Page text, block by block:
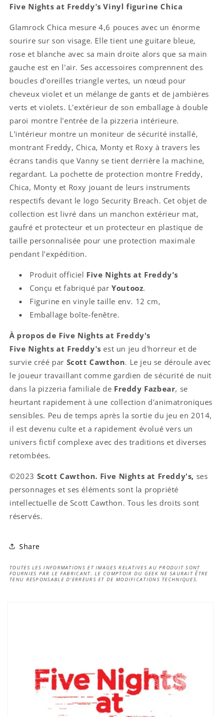
Five Nights at Freddy's Vinyl figurine Chica
Glamrock Chica mesure 4,6 pouces avec un énorme
sourire sur son visage. Elle tient une guitare bleue,
rose et blanche avec sa main droite alors que sa main
gauche est en l'air. Ses accessoires comprennent des
boucles d'oreilles triangle vertes, un nœud pour
cheveux violet et un mélange de gants et de jambières
verts et violets. L'extérieur de son emballage à double
paroi montre l'entrée de la pizzeria intérieure.
L'intérieur montre un moniteur de sécurité installé,
montrant Freddy, Chica, Monty et Roxy à travers les
écrans tandis que Vanny se tient derrière la machine,
regardant. La pochette de protection montre Freddy,
Chica, Monty et Roxy jouant de leurs instruments
respectifs devant le logo Security Breach. Cet objet de
collection est livré dans un manchon extérieur mat,
gaufré et protecteur et un protecteur en plastique de
taille personnalisée pour une protection maximale
pendant l'expédition.
Produit officiel Five Nights at Freddy's
Conçu et fabriqué parYoutooz.
Figurine en vinyle taille env. 12 cm,
Emballage boîte-fenêtre.
À propos de Five Nights at Freddy's
Five Nights at Freddy's est un jeu d'horreur et de
survie créé par Scott Cawthon. Le jeu se déroule avec
le joueur travaillant comme gardien de sécurité de nuit
dans la pizzeria familiale de Freddy Fazbear, se
heurtant rapidement à une collection d'animatroniques
sensibles. Peu de temps après la sortie du jeu en 2014,
il est devenu culte et a rapidement évolué vers un
univers fictif complexe avec des traditions et diverses
retombées.
©2023 Scott Cawthon. Five Nights at Freddy's, ses
personnages et ses éléments sont la propriété
intellectuelle de Scott Cawthon. Tous les droits sont
réservés.
Share
TOUTES LES INFORMATIONS ET IMAGES RELATIVES AU PRODUIT SONT
FOURNIES PAR LE FABRICANT. LE COMPTOIR DU GEEK NE SAURAIT ÊTRE
TENU RESPONSABLE D'ERREURS ET DE MODIFICATIONS TECHNIQUES.